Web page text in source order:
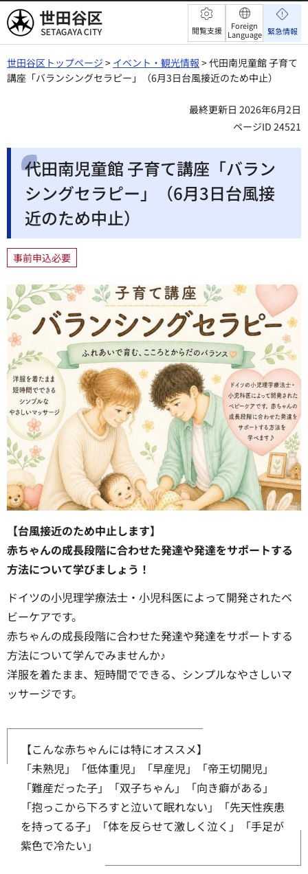
世田谷区 閲覧支援
Foreign
Language 緊急情報
世田谷区トップページ > イベント・観光情報 > 代田南児童館 子育て
講座「バランシングセラピー」（6月3日台風接近のため中止）
最終更新日 2026年6月2日
ページID 24521
代田南児童館 子育て講座「バラン
シングセラピー」（6月3日台風接
近のため中止）
事前申込必要
【台風接近のため中止します】
赤ちゃんの成長段階に合わせた発達や発達をサポートする
方法について学びましょう！
ドイツの小児理学療法士・小児科医によって開発されたベ
ビーケアです。
赤ちゃんの成長段階に合わせた発達や発達をサポートする
方法について学んでみませんか♪
洋服を着たまま、短時間でできる、シンプルなやさしいマ
ッサージです。
【こんな赤ちゃんには特にオススメ】
「未熟児」「低体重児」「早産児」「帝王切開児」
「難産だった子」「双子ちゃん」「向き癖がある」
「抱っこから下ろすと泣いて眠れない」「先天性疾患
を持ってる子」「体を反らせて激しく泣く」「手足が
紫色で冷たい」